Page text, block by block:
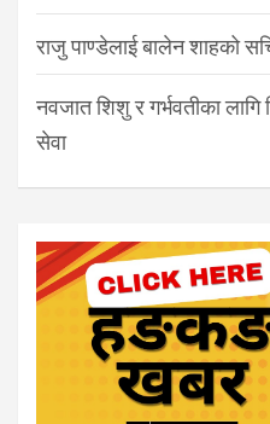
राजु पाण्डेलाई बालेन शाहको
नवजात शिशु र गर्भवतीका
सेवा